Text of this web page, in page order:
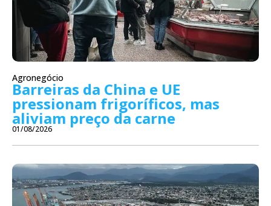
Agronegócio
Barreiras da China e UE
pressionam frigoríficos, mas
aliviam preço da carne
01/08/2026